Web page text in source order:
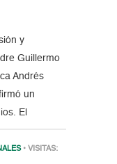
y
Guillermo
Andrés
un
El
• VISITAS: